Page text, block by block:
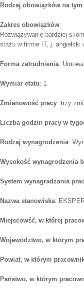
Rodzaj obowiązków na
Zakres obowiązków:
Rozwiązywanie bardziej
stażu w firmie IT, j. angielski
Forma zatrudnienia:
Wymiar etatu: 1
Zmianowość pracy: trzy
Liczba godzin pracy w
Rodzaj wynagrodzenia:
Wysokość wynagrodzenia
System wynagradzania
Nazwa stanowiska:
Miejscowść, w której
Województwo, w którym
Powiat, w którym
Państwo, w którym